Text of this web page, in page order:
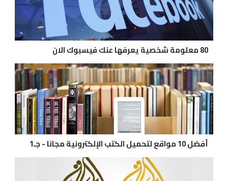
80 معلومة شخصية يعرفها عنك فيسبوك الان
أفضل 10 مواقع لتحميل الكتب الإلكترونية مجانا - جـ1